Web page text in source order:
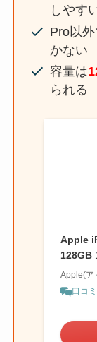
しやす
Pro以
かない
容量は
られる
Apple
128GB
Apple(ア
口コ